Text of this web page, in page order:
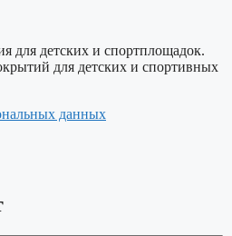
для детских и спортплощадок.
для детских и спортивных
данных